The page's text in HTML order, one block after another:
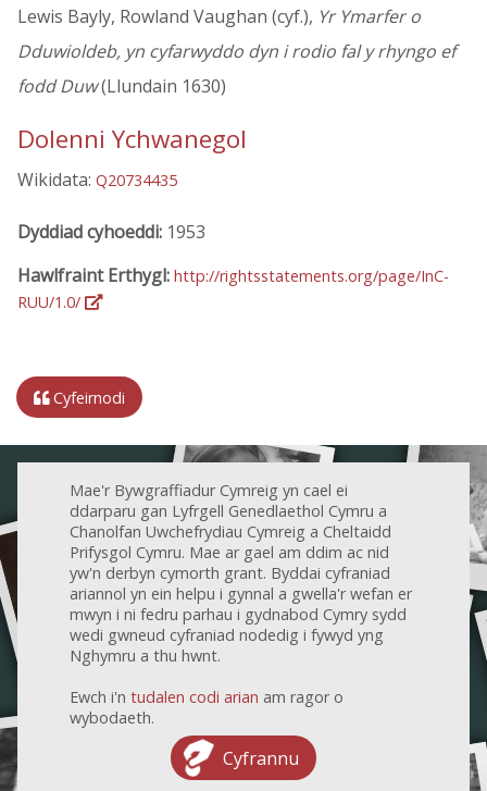
Lewis Bayly, Rowland Vaughan (cyf.), Yr Ymarfer o
Dduwioldeb, yn cyfarwyddo dyn i rodio fal y rhyngo ef
fodd Duw(Llundain 1630)
Dolenni Ychwanegol
Wikidata: Q20734435
Dyddiad cyhoeddi: 1953
Hawlfraint Erthygl: http://rightsstatements.org/page/InC-
RUU/1.0/
Cyfeirnodi
Mae'r Bywgraffiadur Cymreig yn cael ei
ddarparu gan Lyfrgell Genedlaethol Cymru a
Chanolfan Uwchefrydiau Cymreig a Cheltaidd
Prifysgol Cymru. Mae ar gael am ddim ac nid
yw'n derbyn cymorth grant. Byddai cyfraniad
ariannol yn ein helpu i gynnal a gwella'r wefan er
mwyn i ni fedru parhau i gydnabod Cymry sydd
wedi gwneud cyfraniad nodedig i fywyd yng
Nghymru a thu hwnt.
Ewch i'n tudalen codi arian am ragor o
wybodaeth.
Cyfrannu